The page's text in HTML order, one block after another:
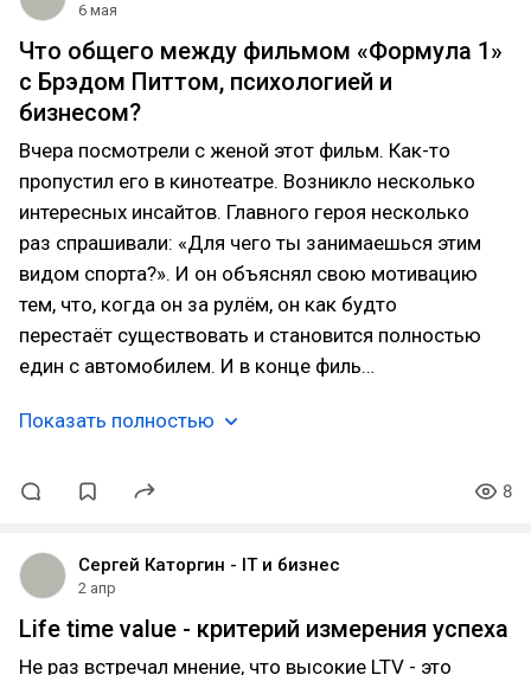
6 мая
Что общего между фильмом «Формула 1»
с Брэдом Питтом, психологией и
бизнесом?
Вчера посмотрели с женой этот фильм. Как-то
пропустил его в кинотеатре. Возникло несколько
интересных инсайтов. Главного героя несколько
раз спрашивали: «Для чего ты занимаешься этим
видом спорта?». И он объяснял свою мотивацию
тем, что, когда он за рулём, он как будто
перестаёт существовать и становится полностью
един с автомобилем. И в конце филь…
Показать полностью
8
Сергей Каторгин - IT и бизнес
2 апр
Life time value - критерий измерения успеха
Не раз встречал мнение, что высокие LTV - это